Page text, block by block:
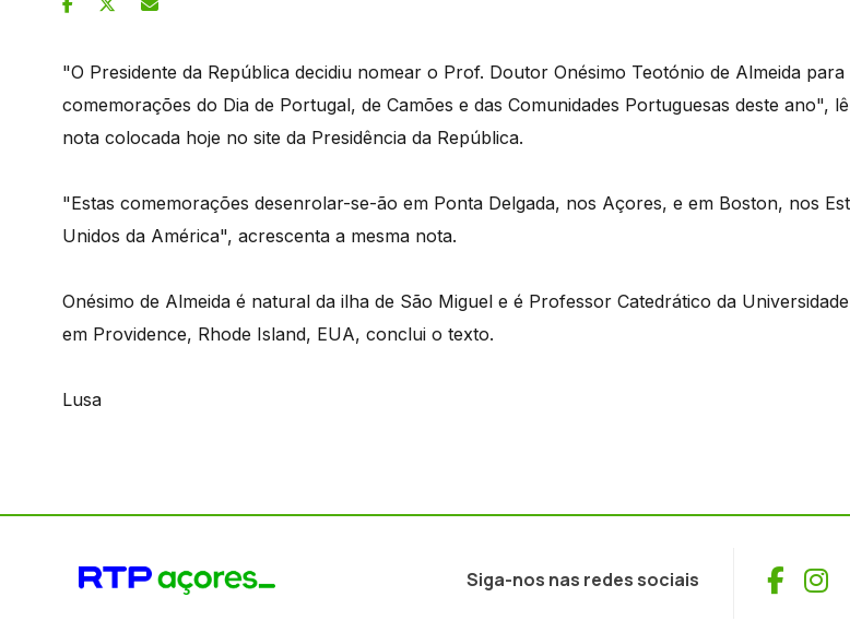
"O Presidente da República decidiu nomear o Prof. Doutor Onésimo Teotónio de Almeida para
comemorações do Dia de Portugal, de Camões e das Comunidades Portuguesas deste ano",
nota colocada hoje no site da Presidência da República.
"Estas comemorações desenrolar-se-ão em Ponta Delgada, nos Açores, e em Boston, nos
Unidos da América", acrescenta a mesma nota.
Onésimo de Almeida é natural da ilha de São Miguel e é Professor Catedrático da
em Providence, Rhode Island, EUA, conclui o texto.
Lusa
Siga-nos nas redes sociais